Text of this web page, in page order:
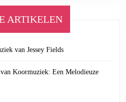
ARTIKELEN
van Jessey Fields
Koormuziek: Een Melodieuze